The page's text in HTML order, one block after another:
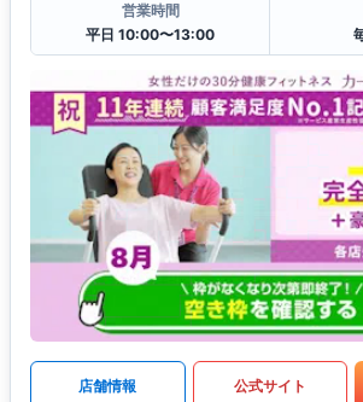
営業時間
平日 10:00〜13:00
店舗情報 公式サイト